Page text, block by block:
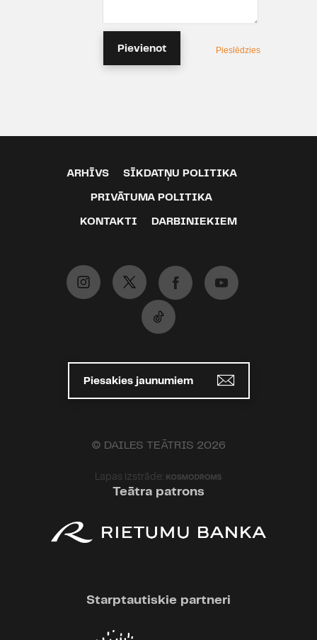
Pievienot Pieslēdzies
ARHĪVS SĪKDATŅU POLITIKA
PRIVĀTUMA POLITIKA
KONTAKTI DARBINIEKIEM
Piesakies jaunumiem
© DAILES TEĀTRIS 2026
Lapas izstrāde:
Teātra patrons
Starptautiskie partneri